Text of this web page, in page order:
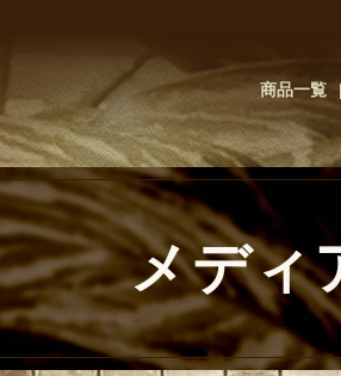
商品一覧
メディ